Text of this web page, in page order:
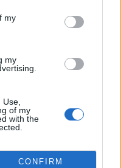
my
my
of my
with the
CONFIRM
s vlnami extrémních
News
zákon na ochranu
podle kterého místním
hrozí až 20 let
pokud bez souhlasu
agentura AP; zákon nyní